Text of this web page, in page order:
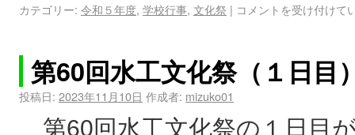
カテゴリー: 令和５年度, 学校行事, 文化祭 | コメントを受け付けて
第60回水工文化祭（１日
投稿日: 2023年11月10日 作成者: mizuko01
第60回水工文化祭の１日目